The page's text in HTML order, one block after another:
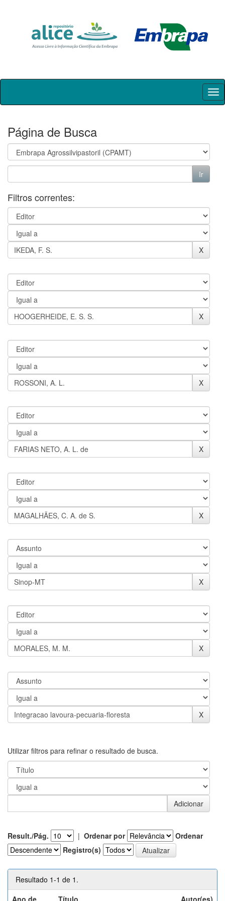
Skip
Página de Busca
Filtros correntes:
Utilizar filtros para refinar o resultado de busca.
Result./Pág. | Ordenar por
Ordenar
Registro(s)
Resultado 1-1 de 1.
Ano de
Título Autor(es)